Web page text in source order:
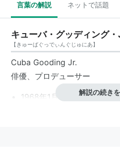
言葉の解説 ネットで話題
キューバ・グッディング
【きゅーばぐっでぃんぐじゅにあ】
Cuba Gooding Jr.
俳優、プロデューサー
1968年1月2日、アメリカ
解説の続き